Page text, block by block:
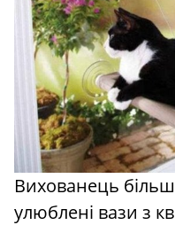
Вихованець
улюблені вази з